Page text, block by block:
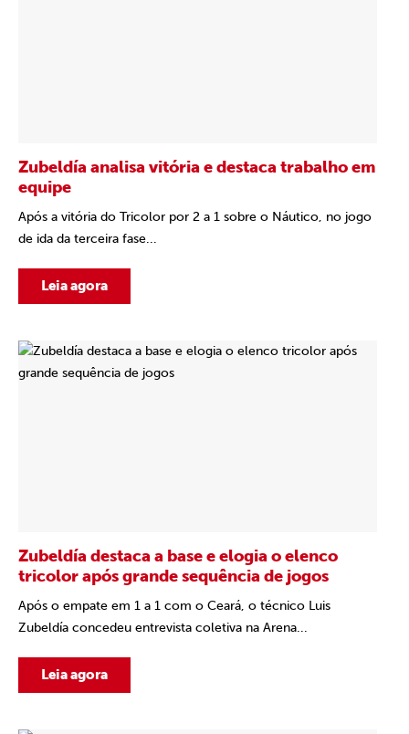
Zubeldía analisa vitória e destaca trabalho em
equipe
Após a vitória do Tricolor por 2 a 1 sobre o Náutico, no jogo
de ida da terceira fase...
Leia agora
Zubeldía destaca a base e elogia o elenco
tricolor após grande sequência de jogos
Após o empate em 1 a 1 com o Ceará, o técnico Luis
Zubeldía concedeu entrevista coletiva na Arena...
Leia agora